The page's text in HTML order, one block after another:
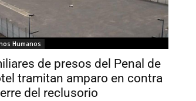
Humanos
de presos del Penal de
tramitan amparo en contra
del reclusorio